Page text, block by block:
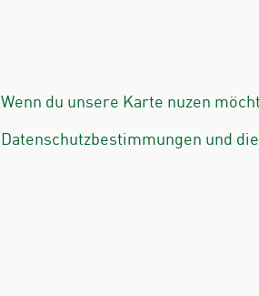
Wenn du unsere Karte nuzen
Datenschutzbestimmungen und die